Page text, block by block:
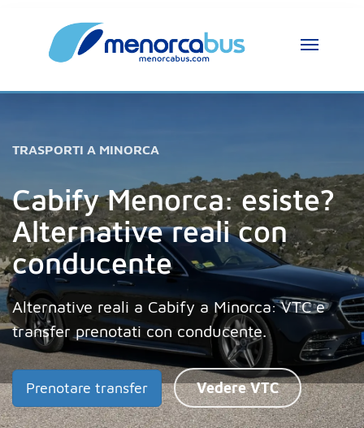
TRASPORTI A MINORCA
Cabify Menorca: esiste?
Alternative reali con
conducente
Alternative reali a Cabify a Minorca: VTC e
transfer prenotati con conducente.
Prenotare transfer Vedere VTC